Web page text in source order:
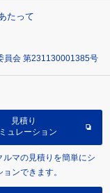
たって
員会 第231130001385号
見積り
ュレーション
ルマの見積りを簡単にシ
ョンできます。